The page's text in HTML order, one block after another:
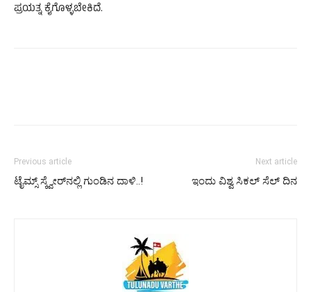
ಪ್ರಯತ್ನ ಕೈಗೊಳ್ಳಬೇಕಿದೆ.
Previous article
ಟೈಮ್ಸ್​ ಸ್ಕ್ವೇರ್​ನಲ್ಲಿ ಗುಂಡಿನ ದಾಳಿ..!
Next article
ಇಂದು ವಿಶ್ವ ಸಿಕಲ್ ಸೆಲ್ ದಿನ